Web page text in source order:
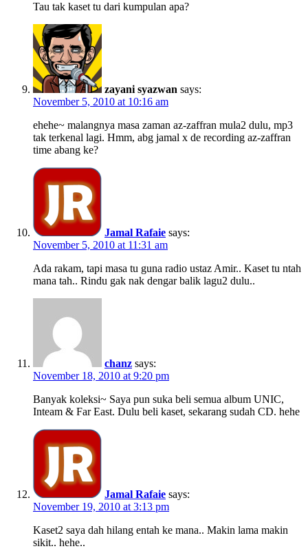
Tau tak kaset tu dari kumpulan apa?
zayani syazwan says:
November 5, 2010 at 10:16 am
ehehe~ malangnya masa zaman az-zaffran mula2 dulu, mp3
tak terkenal lagi. Hmm, abg jamal x de recording az-zaffran
time abang ke?
Jamal Rafaie says:
November 5, 2010 at 11:31 am
Ada rakam, tapi masa tu guna radio ustaz Amir.. Kaset tu ntah
mana tah.. Rindu gak nak dengar balik lagu2 dulu..
chanz says:
November 18, 2010 at 9:20 pm
Banyak koleksi~ Saya pun suka beli semua album UNIC,
Inteam & Far East. Dulu beli kaset, sekarang sudah CD. hehe
Jamal Rafaie says:
November 19, 2010 at 3:13 pm
Kaset2 saya dah hilang entah ke mana.. Makin lama makin
sikit.. hehe..